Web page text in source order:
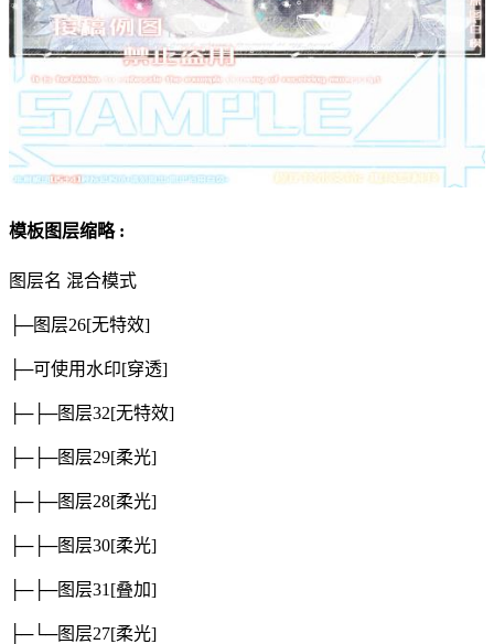
模板图层缩略 :
图层名 混合模式
├─图层26[无特效]
├─可使用水印[穿透]
├─├─图层32[无特效]
├─├─图层29[柔光]
├─├─图层28[柔光]
├─├─图层30[柔光]
├─├─图层31 [叠加]
├─└─图层27[柔光]